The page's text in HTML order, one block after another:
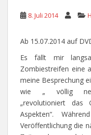
8. Juli 2014
Ab 15.07.2014 auf
Es fällt mir
Zombiestreifen eine
meine Besprechung
wie „ völlig
„revolutioniert
Aspekten“.
Veröffentlichung die